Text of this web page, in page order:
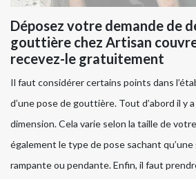
Déposez votre demande de
gouttière chez Artisan
recevez-le gratuitement
Il faut considérer certains points dans
d’une pose de gouttière. Tout d’abord il y
dimension. Cela varie selon la taille de
également le type de pose sachant
rampante ou pendante. Enfin, il faut